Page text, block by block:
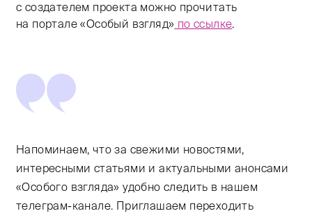
с создателем проекта можно прочитать
на портале «Особый взгляд» по ссылке.
Напоминаем, что за свежими новостями,
интересными статьями и актуальными анонсами
«Особого взгляда» удобно следить в нашем
телеграм-канале. Приглашаем переходить